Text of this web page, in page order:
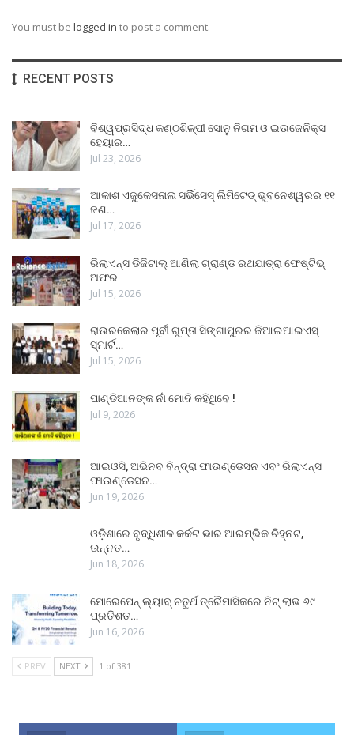
You must be logged in to post a comment.
RECENT POSTS
ବିଶ୍ୱପ୍ରସିଦ୍ଧ କଣ୍ଠଶିଳ୍ପୀ ସୋନୁ ନିଗମ ଓ ଇଉଜେନିକ୍ସ
ହେୟାର…
Jul 23, 2026
ଆକାଶ ଏଜୁକେସନାଲ ସର୍ଭିସେସ୍ ଲିମିଟେଡ୍ ଭୁବନେଶ୍ୱରର ୧୧
ଜଣ…
Jul 17, 2026
ରିଲାଏନ୍ସ ଡିଜିଟାଲ୍ ଆଣିଲା ଗ୍ରାଣ୍ଡ ରଥଯାତ୍ରା ଫେଷ୍ଟିଭ୍
ଅଫର
Jul 15, 2026
ରାଉରକେଲାର ପୂର୍ବୀ ଗୁପ୍ତା ସିଙ୍ଗାପୁରର ଜିଆଇଆଇଏସ୍
ସ୍ମାର୍ଟ…
Jul 15, 2026
ପାଣ୍ଡିଆନଙ୍କ ନାଁ ମୋଦି କହିଥିବେ !
Jul 9, 2026
ଆଇଓସି, ଅଭିନବ ବିନ୍ଦ୍ରା ଫାଉଣ୍ଡେସନ ଏବଂ ରିଲାଏନ୍ସ
ଫାଉଣ୍ଡେସନ…
Jun 19, 2026
ଓଡ଼ିଶାରେ ବୃଦ୍ଧିଶୀଳ କର୍କଟ ଭାର ଆରମ୍ଭିକ ଚିହ୍ନଟ,
ଉନ୍ନତ…
Jun 18, 2026
ମୋରେପେନ୍ ଲ୍ୟାବ୍ ଚତୁର୍ଥ ତ୍ରୈମାସିକରେ ନିଟ୍ ଲାଭ ୬୯
ପ୍ରତିଶତ…
Jun 16, 2026
PREV NEXT 1 of 381